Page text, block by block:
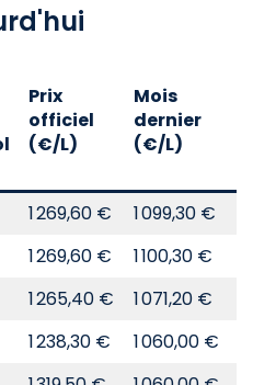
Prix
officiel
(€/L)
Mois
dernier
(€/L)
1 269,60 € 1 099,30 €
1 269,60 € 1 100,30 €
1 265,40 € 1 071,20 €
1 238,30 € 1 060,00 €